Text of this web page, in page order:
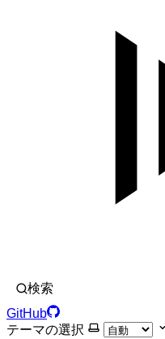
検索
GitHub
テーマの選択